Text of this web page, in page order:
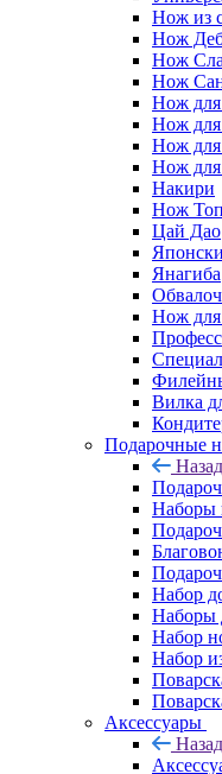
Нож из
Нож
Нож
Нож
Нож для
Нож
Нож
Нож для
Накири
Нож
Цай Дао
Янагиба
Нож для
Вилка
Подарочные
Назад
Наборы
Набор
Наборы
Набор
Набор
Аксессуары
Назад